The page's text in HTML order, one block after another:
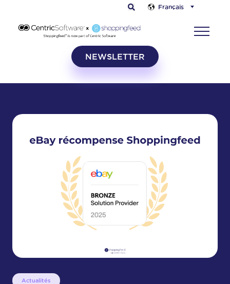
Français
NEWSLETTER
Actualités